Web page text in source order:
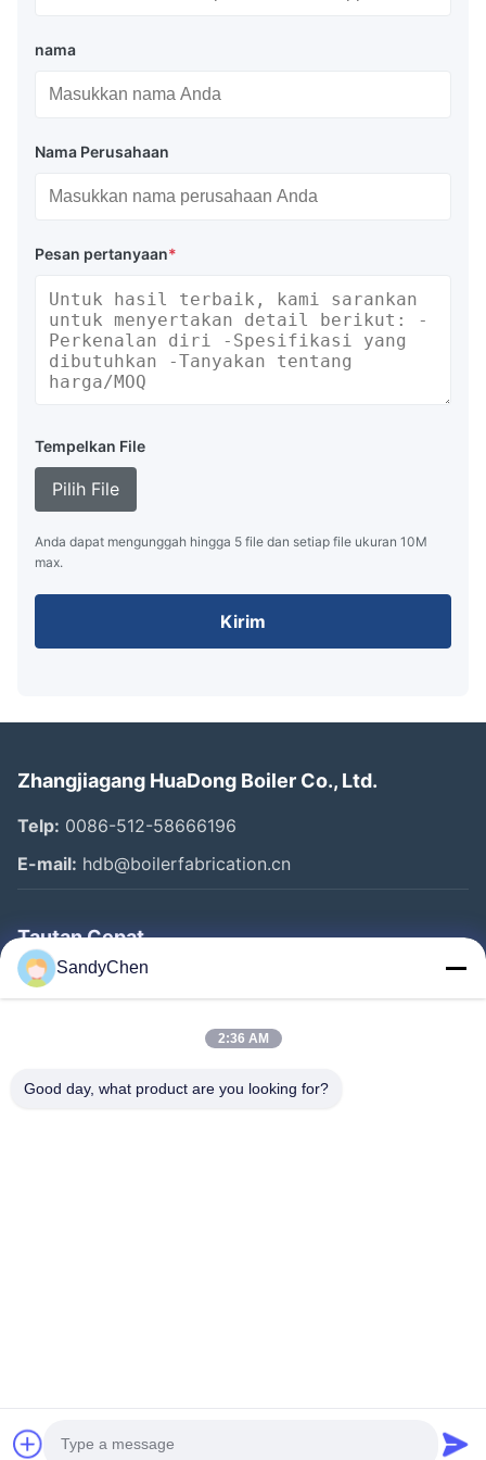
nama
Nama Perusahaan
Pesan pertanyaan*
Tempelkan File
Pilih File
Anda dapat mengunggah hingga 5 file dan setiap file ukuran 10M
max.
Kirim
Zhangjiagang HuaDong Boiler Co., Ltd.
Telp: 0086-512-58666196
E-mail: hdb@boilerfabrication.cn
Tautan Cepat
Rumah
Tentang Kami
©2017- Zhangjiagang HuaDong Boiler Co., Ltd.. Semua. Semua hak
SandyChen
2:36 AM
Good day, what product are you looking for?